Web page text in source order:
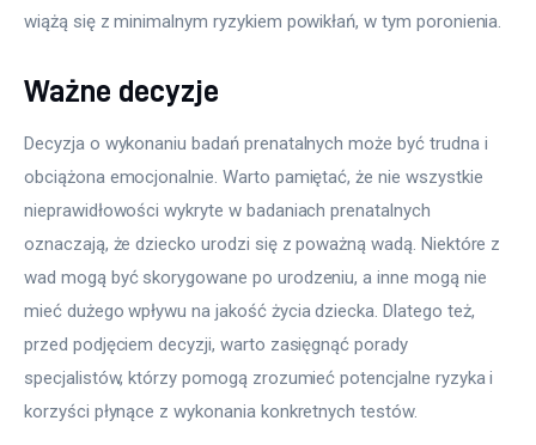
wiążą się z minimalnym ryzykiem powikłań, w tym poronienia.
Ważne decyzje
Decyzja o wykonaniu badań prenatalnych może być trudna i
obciążona emocjonalnie. Warto pamiętać, że nie wszystkie
nieprawidłowości wykryte w badaniach prenatalnych
oznaczają, że dziecko urodzi się z poważną wadą. Niektóre z
wad mogą być skorygowane po urodzeniu, a inne mogą nie
mieć dużego wpływu na jakość życia dziecka. Dlatego też,
przed podjęciem decyzji, warto zasięgnąć porady
specjalistów, którzy pomogą zrozumieć potencjalne ryzyka i
korzyści płynące z wykonania konkretnych testów.